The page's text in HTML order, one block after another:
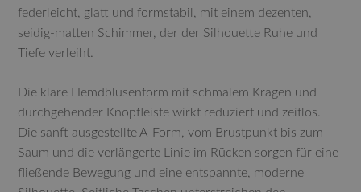
federleicht, glatt und formstabil, mit einem dezenten,
seidig-matten Schimmer, der der Silhouette Ruhe und
Tiefe verleiht.
Die klare Hemdblusenform mit schmalem Kragen und
durchgehender Knopfleiste wirkt reduziert und zeitlos.
Die sanft ausgestellte A-Form, vom Brustpunkt bis zum
Saum und die verlängerte Linie im Rücken sorgen für eine
fließende Bewegung und eine entspannte, moderne